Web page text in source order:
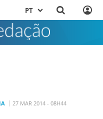
PT
27 MAR 2014 - 08H44